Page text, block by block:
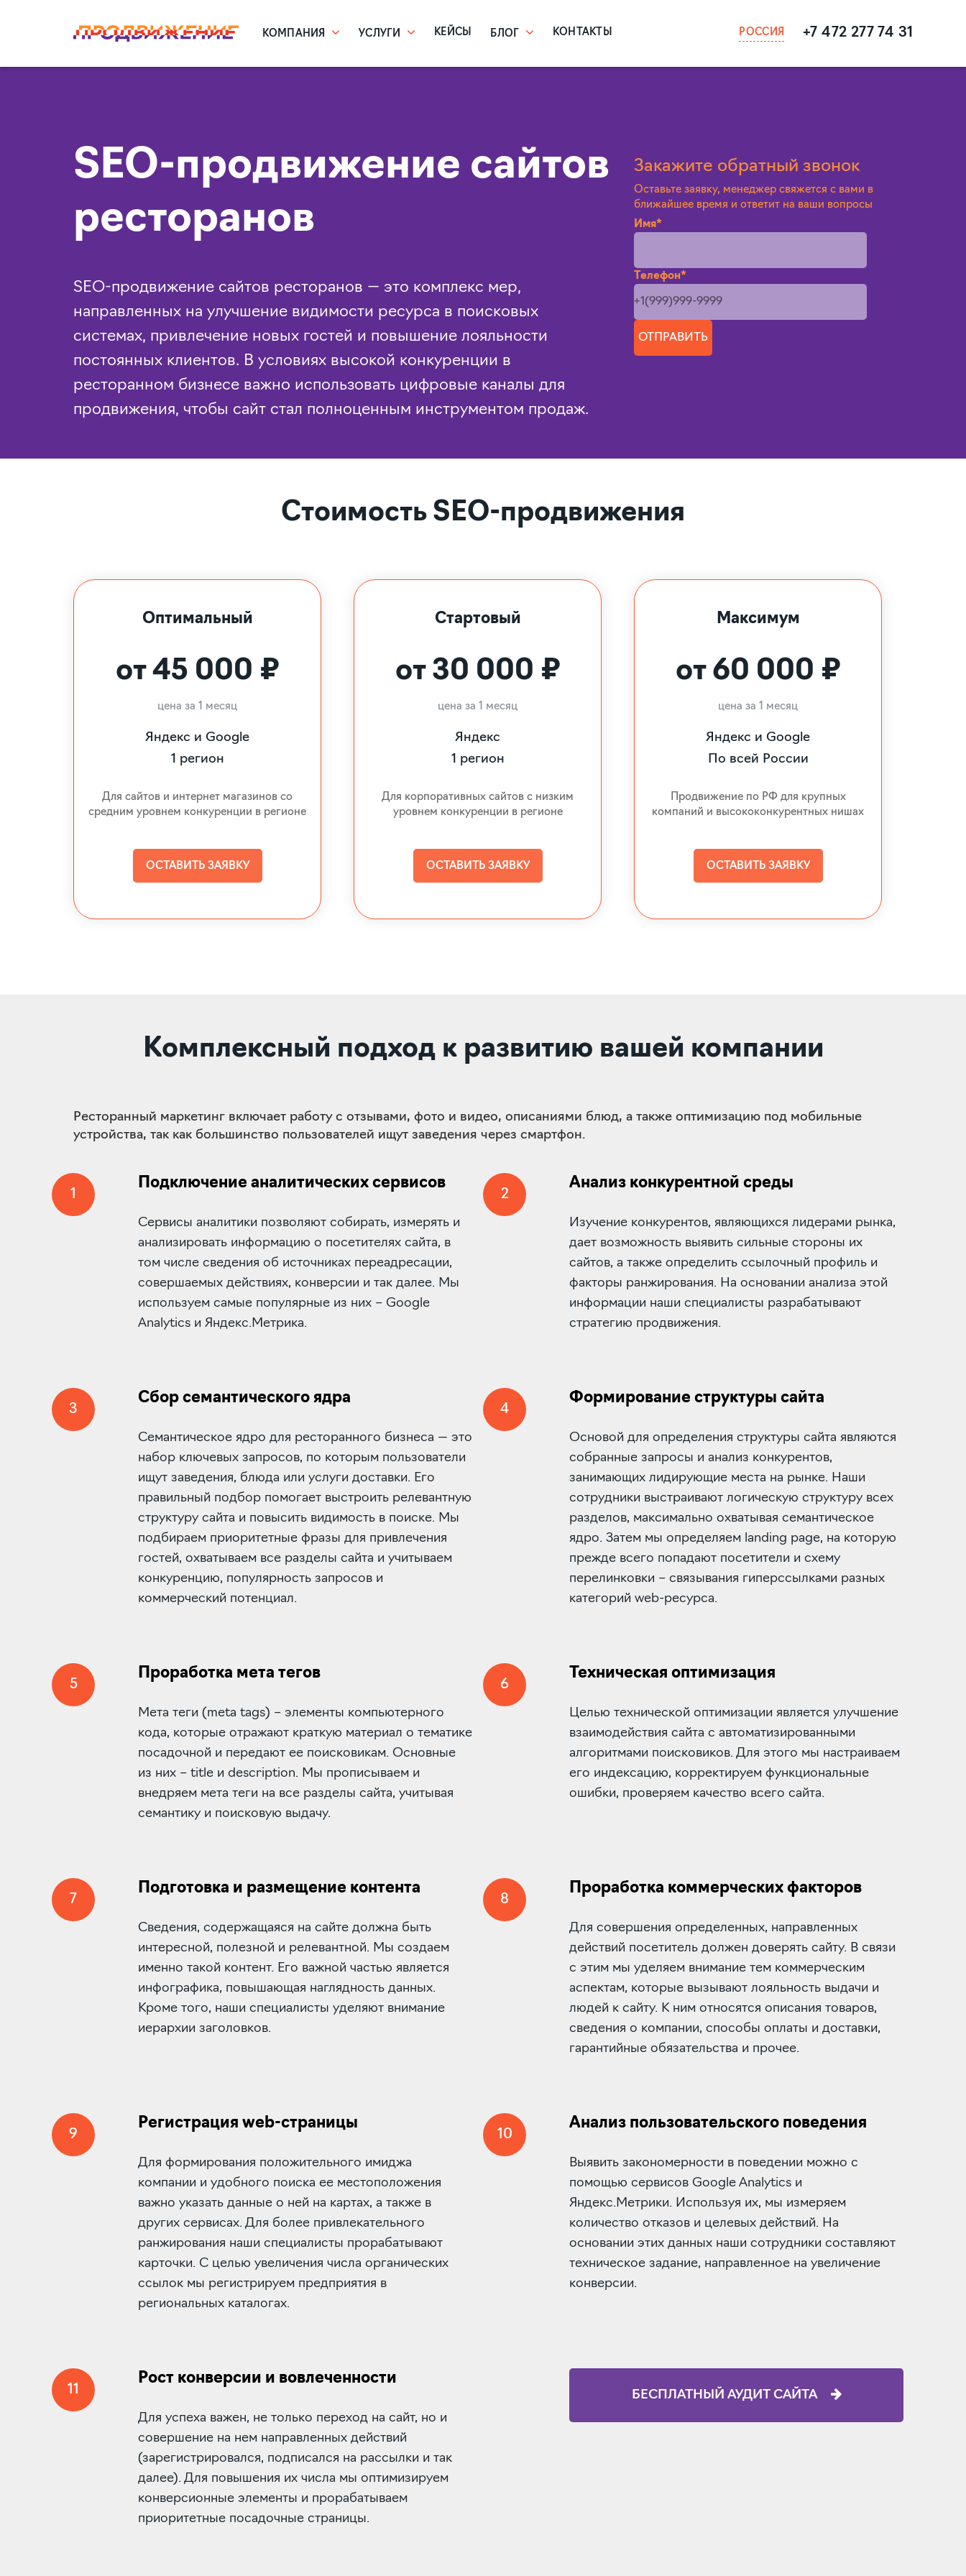
КОМПАНИЯ УСЛУГИ КЕЙСЫ БЛОГ КОНТАКТЫ РОССИЯ +7 472 277 74 31
SEO-продвижение сайтов
ресторанов
SEO-продвижение сайтов ресторанов — это комплекс мер,
направленных на улучшение видимости ресурса в поисковых
системах, привлечение новых гостей и повышение лояльности
постоянных клиентов. В условиях высокой конкуренции в
ресторанном бизнесе важно использовать цифровые каналы для
продвижения, чтобы сайт стал полноценным инструментом продаж.
Закажите обратный звонок
Оставьте заявку, менеджер свяжется с вами в
ближайшее время и ответит на ваши вопросы
Имя*
Телефон*
ОТПРАВИТЬ
Стоимость SEO-продвижения
Оптимальный
от 45 000 ₽
цена за 1 месяц
Яндекс и Google
1 регион
Для сайтов и интернет магазинов со
средним уровнем конкуренции в регионе
ОСТАВИТЬ ЗАЯВКУ
Стартовый
от 30 000 ₽
цена за 1 месяц
Яндекс
1 регион
Для корпоративных сайтов с низким
уровнем конкуренции в регионе
ОСТАВИТЬ ЗАЯВКУ
Максимум
от 60 000 ₽
цена за 1 месяц
Яндекс и Google
По всей России
Продвижение по РФ для крупных
компаний и высококонкурентных нишах
ОСТАВИТЬ ЗАЯВКУ
Комплексный подход к развитию вашей компании
Ресторанный маркетинг включает работу с отзывами, фото и видео, описаниями блюд, а также оптимизацию под мобильные
устройства, так как большинство пользователей ищут заведения через смартфон.
1
Подключение аналитических сервисов
Сервисы аналитики позволяют собирать, измерять и
анализировать информацию о посетителях сайта, в
том числе сведения об источниках переадресации,
совершаемых действиях, конверсии и так далее. Мы
используем самые популярные из них – Google
Analytics и Яндекс.Метрика.
2
Анализ конкурентной среды
Изучение конкурентов, являющихся лидерами рынка,
дает возможность выявить сильные стороны их
сайтов, а также определить ссылочный профиль и
факторы ранжирования. На основании анализа этой
информации наши специалисты разрабатывают
стратегию продвижения.
3
Сбор семантического ядра
Семантическое ядро для ресторанного бизнеса — это
набор ключевых запросов, по которым пользователи
ищут заведения, блюда или услуги доставки. Его
правильный подбор помогает выстроить релевантную
структуру сайта и повысить видимость в поиске. Мы
подбираем приоритетные фразы для привлечения
гостей, охватываем все разделы сайта и учитываем
конкуренцию, популярность запросов и
коммерческий потенциал.
4
Формирование структуры сайта
Основой для определения структуры сайта являются
собранные запросы и анализ конкурентов,
занимающих лидирующие места на рынке. Наши
сотрудники выстраивают логическую структуру всех
разделов, максимально охватывая семантическое
ядро. Затем мы определяем landing page, на которую
прежде всего попадают посетители и схему
перелинковки – связывания гиперссылками разных
категорий web-ресурса.
5
Проработка мета тегов
Мета теги (meta tags) – элементы компьютерного
кода, которые отражают краткую материал о тематике
посадочной и передают ее поисковикам. Основные
из них – title и description. Мы прописываем и
внедряем мета теги на все разделы сайта, учитывая
семантику и поисковую выдачу.
6
Техническая оптимизация
Целью технической оптимизации является улучшение
взаимодействия сайта с автоматизированными
алгоритмами поисковиков. Для этого мы настраиваем
его индексацию, корректируем функциональные
ошибки, проверяем качество всего сайта.
7
Подготовка и размещение контента
Сведения, содержащаяся на сайте должна быть
интересной, полезной и релевантной. Мы создаем
именно такой контент. Его важной частью является
инфографика, повышающая наглядность данных.
Кроме того, наши специалисты уделяют внимание
иерархии заголовков.
8
Проработка коммерческих факторов
Для совершения определенных, направленных
действий посетитель должен доверять сайту. В связи
с этим мы уделяем внимание тем коммерческим
аспектам, которые вызывают лояльность выдачи и
людей к сайту. К ним относятся описания товаров,
сведения о компании, способы оплаты и доставки,
гарантийные обязательства и прочее.
9
Регистрация web-страницы
Для формирования положительного имиджа
компании и удобного поиска ее местоположения
важно указать данные о ней на картах, а также в
других сервисах. Для более привлекательного
ранжирования наши специалисты прорабатывают
карточки. С целью увеличения числа органических
ссылок мы регистрируем предприятия в
региональных каталогах.
10
Анализ пользовательского поведения
Выявить закономерности в поведении можно с
помощью сервисов Google Analytics и
Яндекс.Метрики. Используя их, мы измеряем
количество отказов и целевых действий. На
основании этих данных наши сотрудники составляют
техническое задание, направленное на увеличение
конверсии.
11
Рост конверсии и вовлеченности
Для успеха важен, не только переход на сайт, но и
совершение на нем направленных действий
(зарегистрировался, подписался на рассылки и так
далее). Для повышения их числа мы оптимизируем
конверсионные элементы и прорабатываем
приоритетные посадочные страницы.
БЕСПЛАТНЫЙ АУДИТ САЙТА